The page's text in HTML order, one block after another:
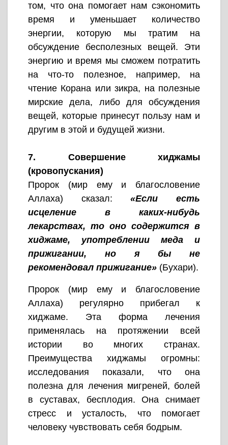
том, что она помогает нам сэкономить
время и уменьшает количество
энергии, которую мы тратим на
обсуждение бесполезных вещей. Эти
энергию и время мы сможем потратить
на что-то полезное, например, на
чтение Корана или зикра, на полезные
мирские дела, либо для обсуждения
вещей, которые принесут пользу нам и
другим в этой и будущей жизни.
7. Совершение хиджамы
(кровопускания)
Пророк (мир ему и благословение
Аллаха) сказал: «Если есть
исцеление в каких-нибудь
лекарствах, то оно содержится в
хиджаме, употреблении меда и
прижигании, но я бы не
рекомендовал прижигание» (Бухари).
Пророк (мир ему и благословение
Аллаха) регулярно прибегал к
хиджаме. Эта форма лечения
применялась на протяжении всей
истории во многих странах.
Преимущества хиджамы огромны:
исследования показали, что она
полезна для лечения мигреней, болей
в суставах, бесплодия. Она снимает
стресс и усталость, что помогает
человеку чувствовать себя бодрым.